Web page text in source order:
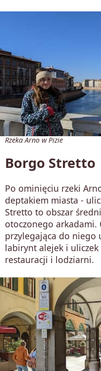
Rzeka Arno w Pizie
Borgo Stretto
Po ominięciu rzeki
deptakiem miasta -
Stretto to obszar
otoczonego arkadami.
przylegająca do niego
labirynt alejek i
restauracji i lodziarni.